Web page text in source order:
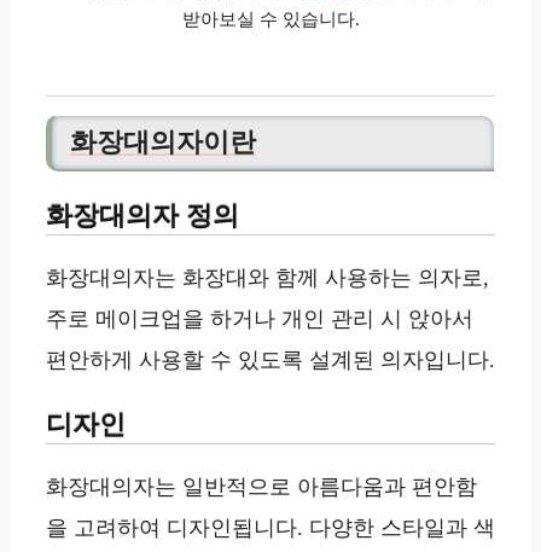
받아보실 수 있습니다.
화장대의자이란
화장대의자 정의
화장대의자는 화장대와 함께 사용하는 의자로,
주로 메이크업을 하거나 개인 관리 시 앉아서
편안하게 사용할 수 있도록 설계된 의자입니다.
디자인
화장대의자는 일반적으로 아름다움과 편안함
을 고려하여 디자인됩니다. 다양한 스타일과 색